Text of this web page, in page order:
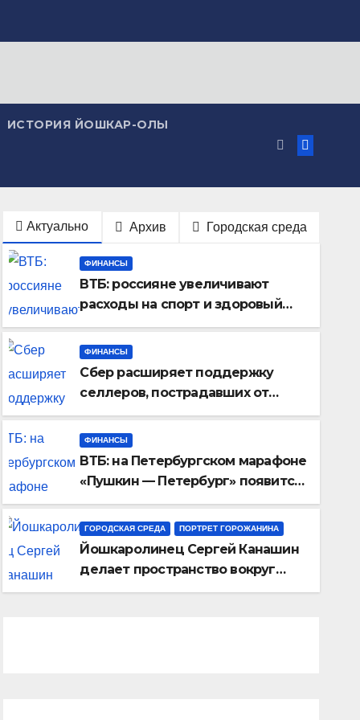
ИСТОРИЯ ЙОШКАР-ОЛЫ
Актуально Архив Городская среда
ФИНАНСЫ
ВТБ: россияне увеличивают
расходы на спорт и здоровый
образ жизни
ФИНАНСЫ
Сбер расширяет поддержку
селлеров, пострадавших от
инцидентов на складах
Wildberries
ФИНАНСЫ
ВТБ: на Петербургском марафоне
«Пушкин — Петербург» появится
новая беговая трасса для
профессиональных спортсменов
ГОРОДСКАЯ СРЕДА ПОРТРЕТ ГОРОЖАНИНА
Йошкаролинец Сергей Канашин
делает пространство вокруг
себя лучше